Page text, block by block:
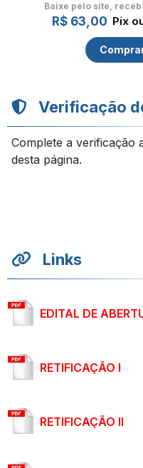
Baixe pelo site,
R$ 63,00 Pix
Verificação
Complete a verificação
desta página.
Links
EDITAL DE
RETIFICAÇÃO I
RETIFICAÇÃO II